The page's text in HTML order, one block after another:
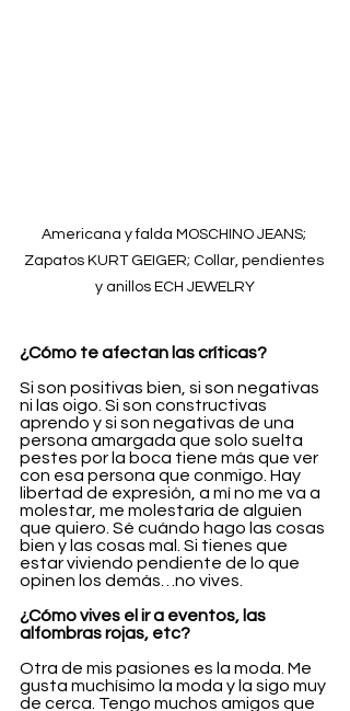
Americana y falda MOSCHINO JEANS;
Zapatos KURT GEIGER; Collar, pendientes
y anillos ECH JEWELRY
¿Cómo te afectan las críticas?
Si son positivas bien, si son negativas
ni las oigo. Si son constructivas
aprendo y si son negativas de una
persona amargada que solo suelta
pestes por la boca tiene más que ver
con esa persona que conmigo. Hay
libertad de expresión, a mí no me va a
molestar, me molestaría de alguien
que quiero. Sé cuándo hago las cosas
bien y las cosas mal. Si tienes que
estar viviendo pendiente de lo que
opinen los demás…no vives.
¿Cómo vives el ir a eventos, las
alfombras rojas, etc?
Otra de mis pasiones es la moda. Me
gusta muchísimo la moda y la sigo muy
de cerca. Tengo muchos amigos que